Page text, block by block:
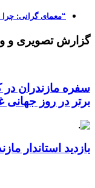
“معمای گرانی:
گزارش تصویری و
سفره مازندران در
برتر در روز
بازدید استاندار